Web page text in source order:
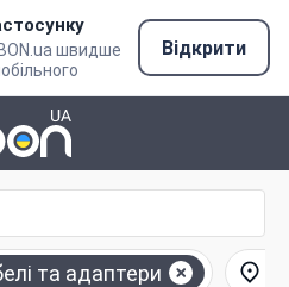
швидше
Відкрити
та адаптери